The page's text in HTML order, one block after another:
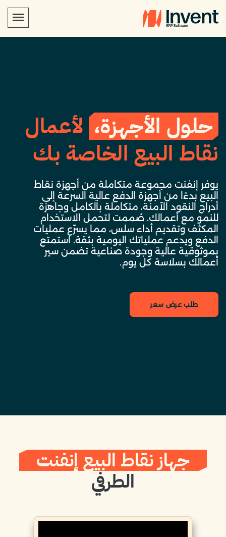
حلول الأجهزة، لأعمال
نقاط البيع الخاصة بك
يوفر إنفنت مجموعة متكاملة من أجهزة نقاط
البيع بدءًا من أجهزة الدفع عالية السرعة إلى
أدراج النقود الآمنة، متكاملة بالكامل وجاهزة
للنمو مع أعمالك. صُممت لتحمل الاستخدام
المكثف وتقديم أداء سلس، مما يسرّع عمليات
الدفع ويدعم عملياتك اليومية بثقة. استمتع
بموثوقية عالية وجودة صناعية تضمن سير
أعمالك بسلاسة كل يوم.
طلب عرض سعر
جهاز نقاط البيع إنفنت
الطرفي